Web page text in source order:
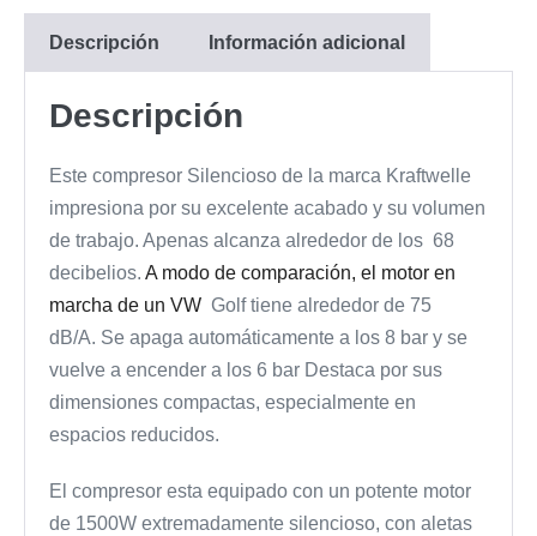
Descripción Información adicional
Descripción
Este compresor Silencioso de la marca Kraftwelle
impresiona por su excelente acabado y su volumen
de trabajo. Apenas alcanza alrededor de los 68
decibelios. A modo de comparación, el motor en
marcha de un VW Golf tiene alrededor de 75
dB/A. Se apaga automáticamente a los 8 bar y se
vuelve a encender a los 6 bar Destaca por sus
dimensiones compactas, especialmente en
espacios reducidos.
El compresor esta equipado con un potente motor
de 1500W extremadamente silencioso, con aletas